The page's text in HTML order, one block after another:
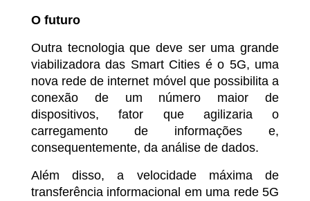
O futuro
Outra tecnologia que deve ser uma grande
viabilizadora das Smart Cities é o 5G, uma
nova rede de internet móvel que possibilita a
conexão de um número maior de
dispositivos, fator que agilizaria o
carregamento de informações e,
consequentemente, da análise de dados.
Além disso, a velocidade máxima de
transferência informacional em uma rede 5G